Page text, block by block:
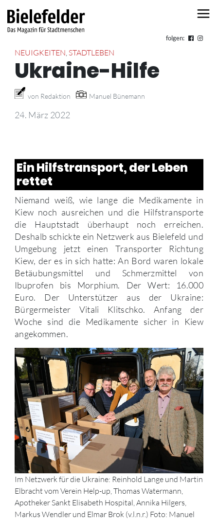
folgen:
NEUIGKEITEN, STADTLEBEN
Ukraine-Hilfe
von Redaktion Manuel Bünemann
24. März 2022
Ein Hilfstransport, der Leben
rettet
Niemand weiß, wie lange die Medikamente in
Kiew noch ausreichen und die Hilfstransporte
die Hauptstadt überhaupt noch erreichen.
Deshalb schickte ein Netzwerk aus Bielefeld und
Umgebung jetzt einen Transporter Richtung
Kiew, der es in sich hatte: An Bord waren lokale
Betäubungsmittel und Schmerzmittel von
Ibuprofen bis Morphium. Der Wert: 16.000
Euro. Der Unterstützer aus der Ukraine:
Bürgermeister Vitali Klitschko. Anfang der
Woche sind die Medikamente sicher in Kiew
angekommen.
Im Netzwerk für die Ukraine: Reinhold Lange und Martin
Elbracht vom Verein Help-up, Thomas Watermann,
Apotheker Sankt Elisabeth Hospital, Annika Hilgers,
Markus Wendler und Elmar Brok (v.l.n.r.) Foto: Manuel